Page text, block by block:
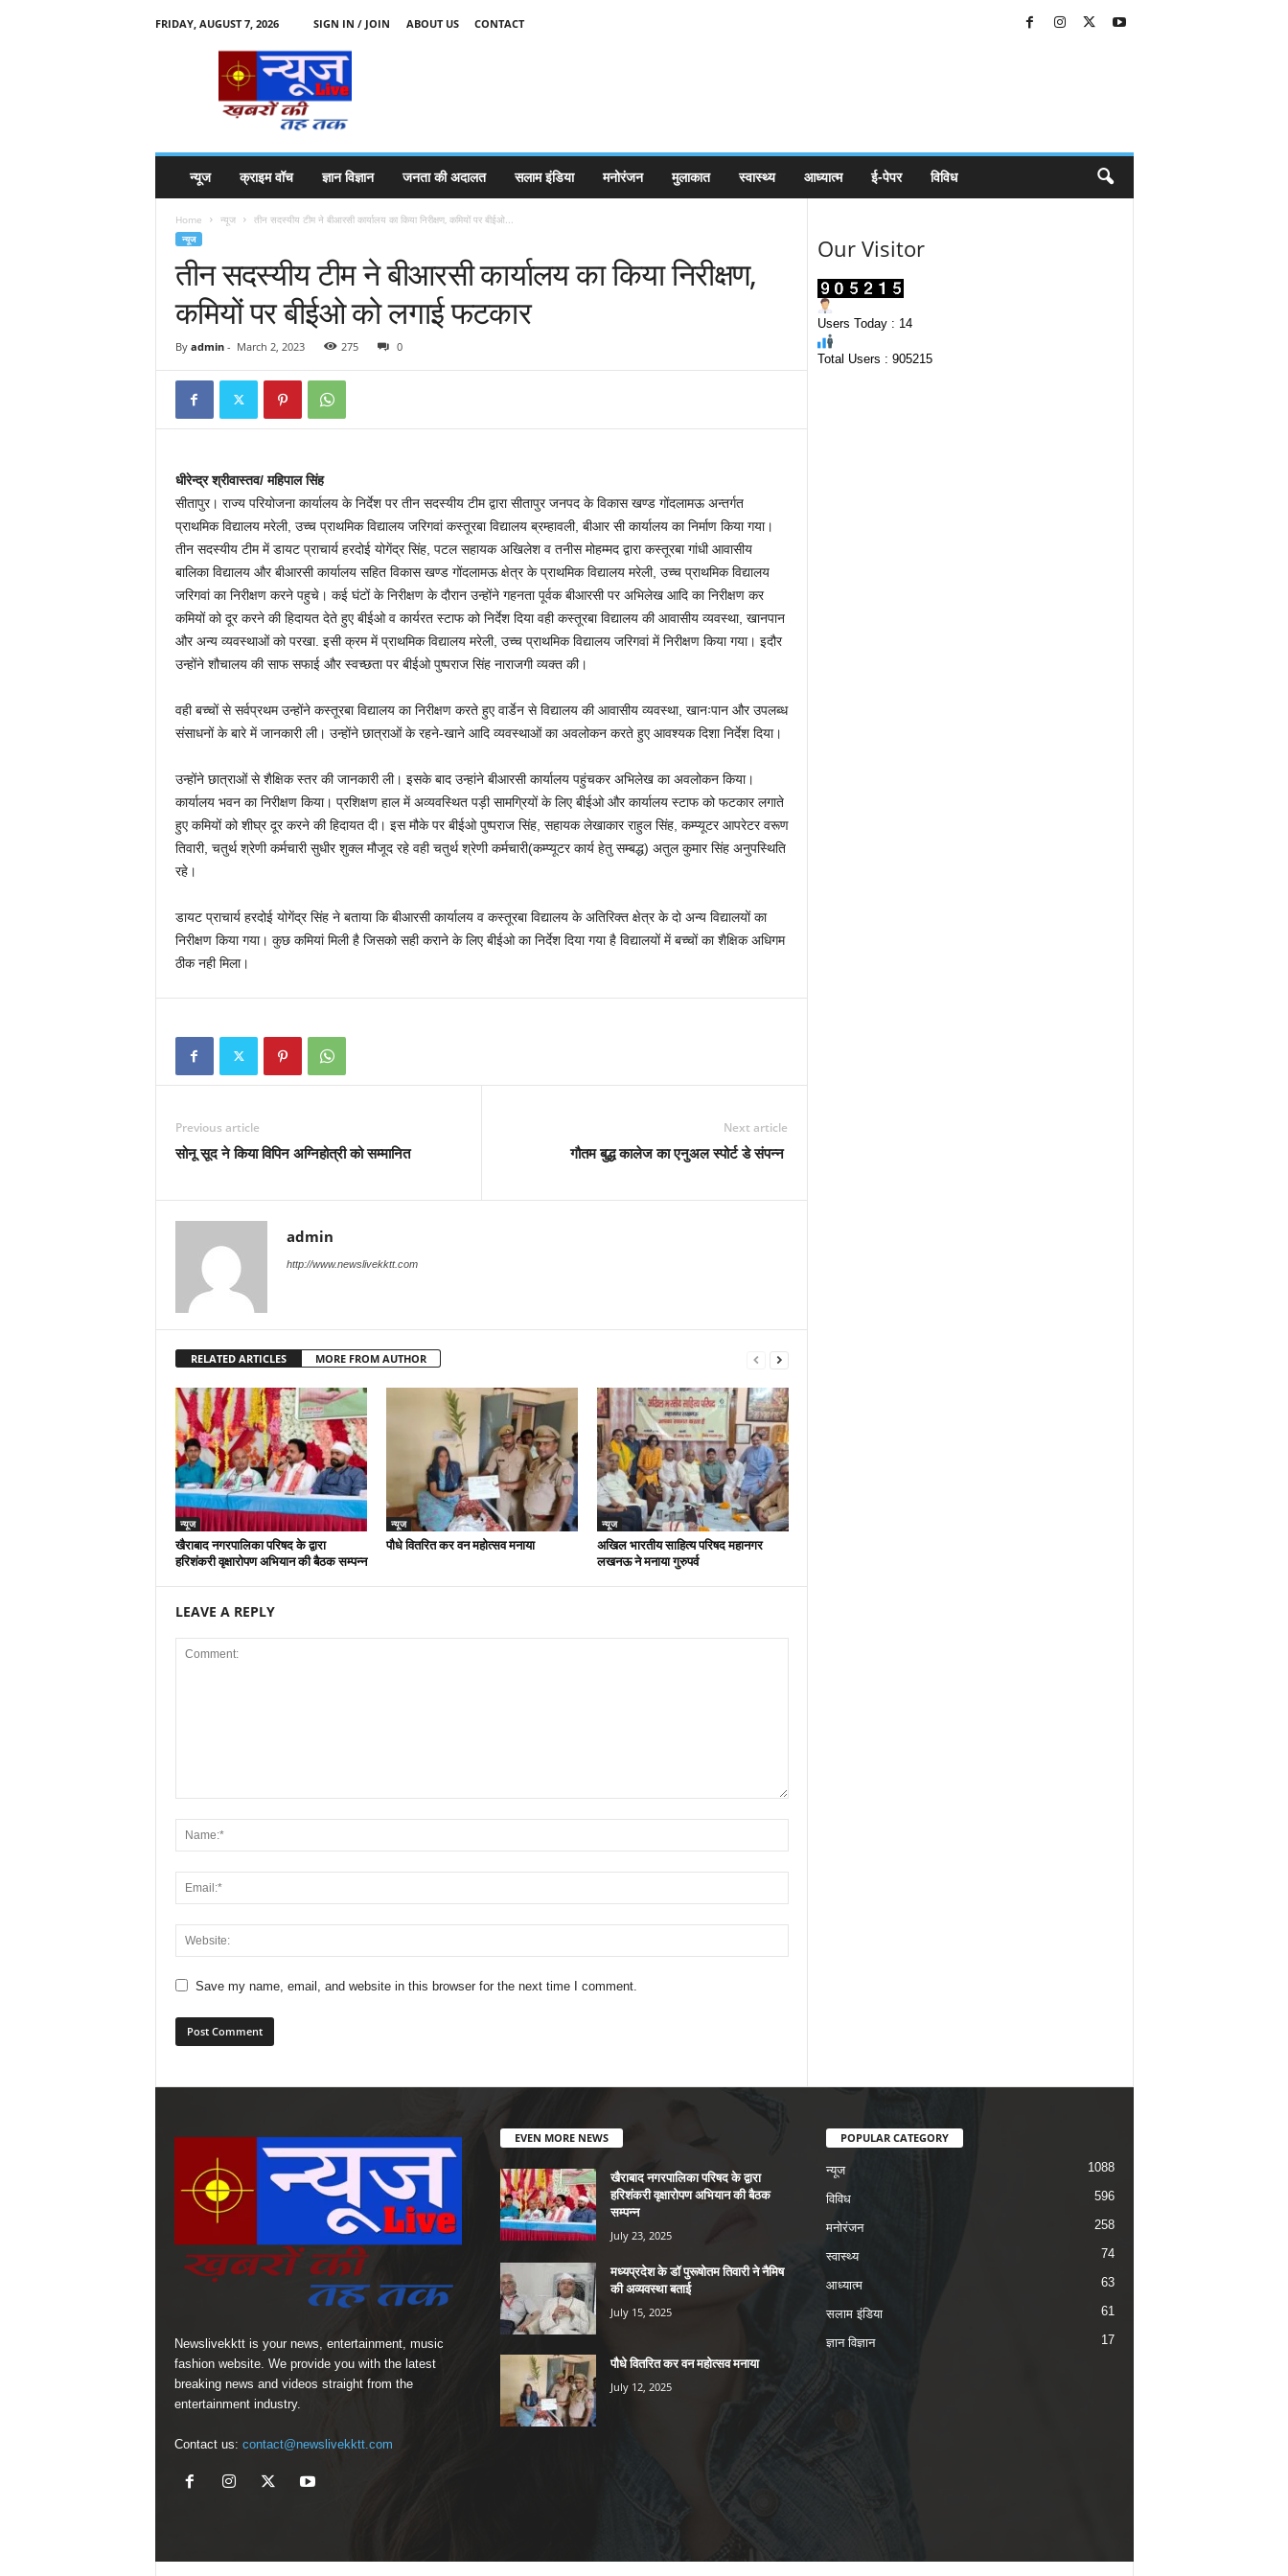
FRIDAY, AUGUST 7, 2026 SIGN IN / JOIN ABOUT US
CONTACT
न्यूज क्राइम वॉच ज्ञान विज्ञान जनता की अदालत सलाम इंडिया मनोरंजन मुलाकात स्वास्थ्य आध्यात्म ई-पेपर विविध
Home न्यूज तीन सदस्यीय टीम ने बीआरसी कार्यालय का किया निरीक्षण, कमियों पर बीईओ...
न्यूज
तीन सदस्यीय टीम ने बीआरसी कार्यालय का किया निरीक्षण,
कमियों पर बीईओ को लगाई फटकार
By admin- March 2, 2023 275 0
धीरेन्द्र श्रीवास्तव/ महिपाल सिंह
सीतापुर। राज्य परियोजना कार्यालय के निर्देश पर तीन सदस्यीय टीम द्वारा सीतापुर जनपद के विकास खण्ड गोंदलामऊ अन्तर्गत
प्राथमिक विद्यालय मरेली, उच्च प्राथमिक विद्यालय जरिगवां कस्तूरबा विद्यालय ब्रम्हावली, बीआर सी कार्यालय का निर्माण किया गया।
तीन सदस्यीय टीम में डायट प्राचार्य हरदोई योगेंद्र सिंह, पटल सहायक अखिलेश व तनीस मोहम्मद द्वारा कस्तूरबा गांधी आवासीय
बालिका विद्यालय और बीआरसी कार्यालय सहित विकास खण्ड गोंदलामऊ क्षेत्र के प्राथमिक विद्यालय मरेली, उच्च प्राथमिक विद्यालय
जरिगवां का निरीक्षण करने पहुचे। कई घंटों के निरीक्षण के दौरान उन्होंने गहनता पूर्वक बीआरसी पर अभिलेख आदि का निरीक्षण कर
कमियों को दूर करने की हिदायत देते हुए बीईओ व कार्यरत स्टाफ को निर्देश दिया वही कस्तूरबा विद्यालय की आवासीय व्यवस्था, खानपान
और अन्य व्यवस्थाओं को परखा. इसी क्रम में प्राथमिक विद्यालय मरेली, उच्च प्राथमिक विद्यालय जरिगवां में निरीक्षण किया गया। इदौर
उन्होंने शौचालय की साफ सफाई और स्वच्छता पर बीईओ पुष्पराज सिंह नाराजगी व्यक्त की।
वही बच्चों से सर्वप्रथम उन्होंने कस्तूरबा विद्यालय का निरीक्षण करते हुए वार्डेन से विद्यालय की आवासीय व्यवस्था, खानःपान और उपलब्ध
संसाधनों के बारे में जानकारी ली। उन्होंने छात्राओं के रहने-खाने आदि व्यवस्थाओं का अवलोकन करते हुए आवश्यक दिशा निर्देश दिया।
उन्होंने छात्राओं से शैक्षिक स्तर की जानकारी ली। इसके बाद उन्हांने बीआरसी कार्यालय पहुंचकर अभिलेख का अवलोकन किया।
कार्यालय भवन का निरीक्षण किया। प्रशिक्षण हाल में अव्यवस्थित पड़ी सामग्रियों के लिए बीईओ और कार्यालय स्टाफ को फटकार लगाते
हुए कमियों को शीघ्र दूर करने की हिदायत दी। इस मौके पर बीईओ पुष्पराज सिंह, सहायक लेखाकार राहुल सिंह, कम्प्यूटर आपरेटर वरूण
तिवारी, चतुर्थ श्रेणी कर्मचारी सुधीर शुक्ल मौजूद रहे वही चतुर्थ श्रेणी कर्मचारी(कम्प्यूटर कार्य हेतु सम्बद्ध) अतुल कुमार सिंह अनुपस्थिति
रहे।
डायट प्राचार्य हरदोई योगेंद्र सिंह ने बताया कि बीआरसी कार्यालय व कस्तूरबा विद्यालय के अतिरिक्त क्षेत्र के दो अन्य विद्यालयों का
निरीक्षण किया गया। कुछ कमियां मिली है जिसको सही कराने के लिए बीईओ का निर्देश दिया गया है विद्यालयों में बच्चों का शैक्षिक अधिगम
ठीक नही मिला।
Previous article
सोनू सूद ने किया विपिन अग्निहोत्री को सम्मानित
Next article
गौतम बुद्ध कालेज का एनुअल स्पोर्ट डे संपन्न
admin
http://www.newslivekktt.com
RELATED ARTICLES MORE FROM AUTHOR
न्यूज
खैराबाद नगरपालिका परिषद के द्वारा
हरिशंकरी वृक्षारोपण अभियान की बैठक सम्पन्न
न्यूज
पौधे वितरित कर वन महोत्सव मनाया
न्यूज
अखिल भारतीय साहित्य परिषद महानगर
लखनऊ ने मनाया गुरुपर्व
LEAVE A REPLY
Save my name, email, and website in this browser for the next time I comment.
Our Visitor
Users Today : 14
Total Users : 905215
Newslivekktt is your news, entertainment, music
fashion website. We provide you with the latest
breaking news and videos straight from the
entertainment industry.
Contact us: contact@newslivekktt.com
EVEN MORE NEWS
खैराबाद नगरपालिका परिषद के द्वारा
हरिशंकरी वृक्षारोपण अभियान की बैठक
सम्पन्न
July 23, 2025
मध्यप्रदेश के डॉ पुरूषोतम तिवारी ने नैमिष
की अव्यवस्था बताई
July 15, 2025
पौधे वितरित कर वन महोत्सव मनाया
July 12, 2025
POPULAR CATEGORY
न्यूज 1088
विविध 596
मनोरंजन 258
स्वास्थ्य 74
आध्यात्म 63
सलाम इंडिया 61
ज्ञान विज्ञान 17